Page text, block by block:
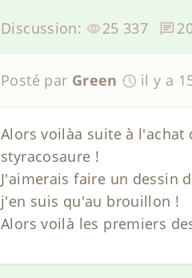
Discussion: 25 337
Posté par Green il y a
Alors voilàa suite à l'achat
styracosaure !
J'aimerais faire un dessin
j'en suis qu'au brouillon !
Alors voilà les premiers